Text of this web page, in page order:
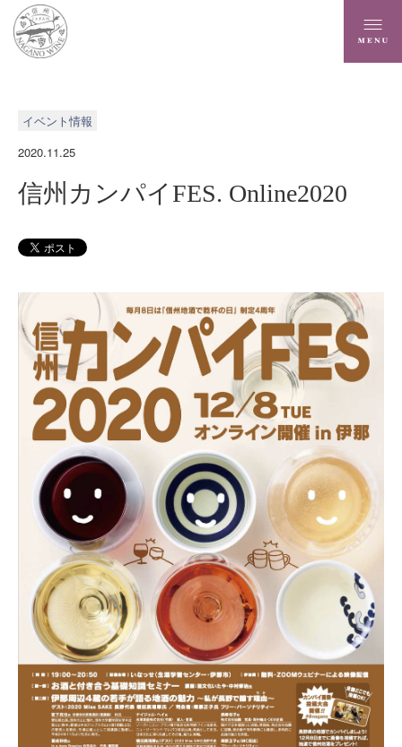
イベント情報
2020.11.25
信州カンパイFES. Online2020